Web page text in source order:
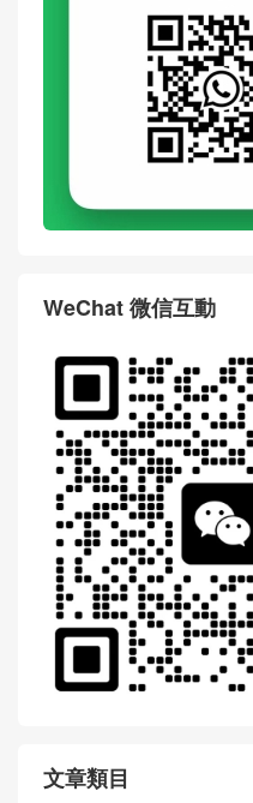
WhatsApp
WeChat 微信互動